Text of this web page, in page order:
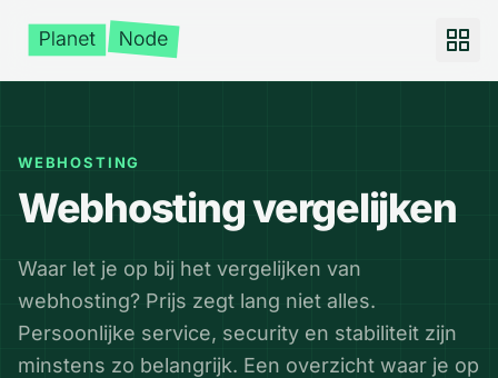
WEBHOSTING
Webhosting vergelijken
Waar let je op bij het vergelijken van
webhosting? Prijs zegt lang niet alles.
Persoonlijke service, security en stabiliteit zijn
minstens zo belangrijk. Een overzicht waar je op